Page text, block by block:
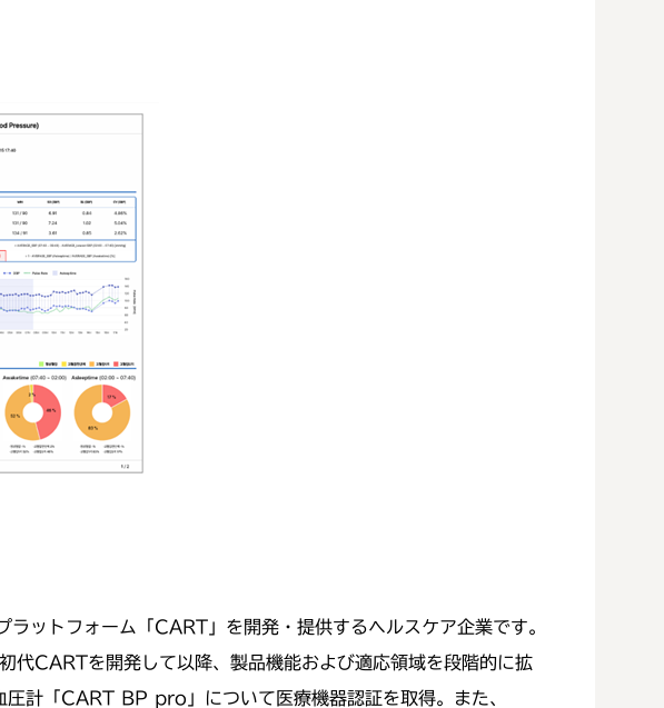
ットフォーム「CART」を開発・提供するヘルスケア企業です。
CARTを開発して以降、製品機能および適応領域を段階的に拡
計「CART BP pro」について医療機器認証を取得。また、